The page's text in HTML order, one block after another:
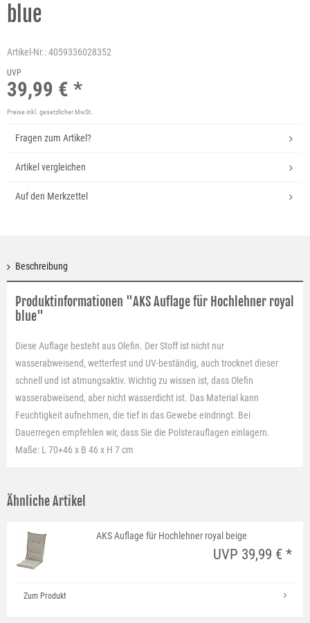
blue
Artikel-Nr.:4059336028352
UVP
39,99 € *
Preise inkl. gesetzlicher MwSt.
Fragen zum Artikel?
Artikel vergleichen
Auf den Merkzettel
Beschreibung
Produktinformationen "AKS Auflage für Hochlehner royal
blue"
Diese Auflage besteht aus Olefin. Der Stoff ist nicht nur
wasserabweisend, wetterfest und UV-beständig, auch trocknet dieser
schnell und ist atmungsaktiv. Wichtig zu wissen ist, dass Olefin
wasserabweisend, aber nicht wasserdicht ist. Das Material kann
Feuchtigkeit aufnehmen, die tief in das Gewebe eindringt. Bei
Dauerregen empfehlen wir, dass Sie die Polsterauflagen einlagern.
Maße: L 70+46 x B 46 x H 7 cm
Ähnliche Artikel
AKS Auflage für Hochlehner royal beige
UVP 39,99 € *
Zum Produkt